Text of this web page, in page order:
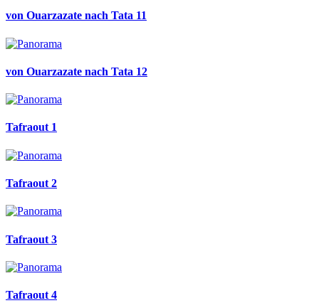
von Ouarzazate nach Tata 11
von Ouarzazate nach Tata 12
Tafraout 1
Tafraout 2
Tafraout 3
Tafraout 4